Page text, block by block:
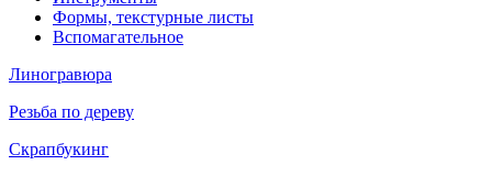
Формы, текстурные листы
Вспомагательное
Линогравюра
Резьба по дереву
Скрапбукинг